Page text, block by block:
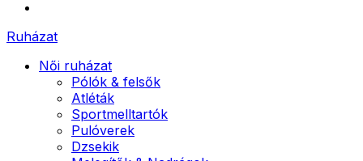
Ruházat
Női ruházat
Pólók & felsők
Atléták
Sportmelltartók
Pulóverek
Dzsekik